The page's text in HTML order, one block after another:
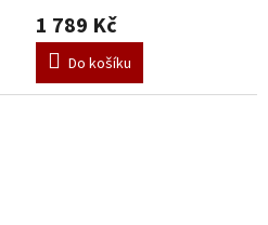
1 789 Kč
Do košíku